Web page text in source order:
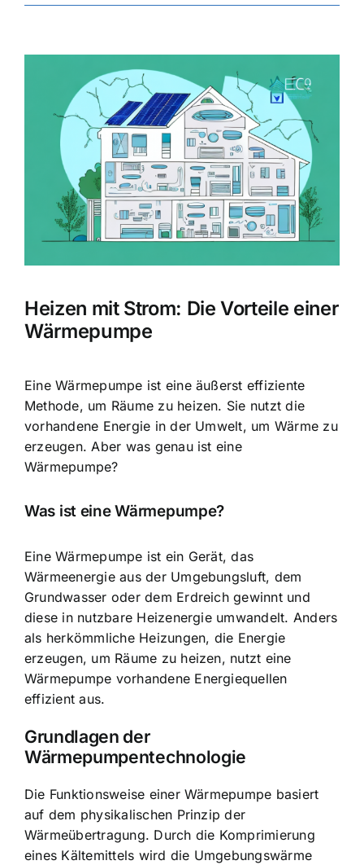
grösseres
Heizen mit Strom: Die Vorteile einer
Wärmepumpe
Eine Wärmepumpe ist eine äußerst effiziente
Methode, um Räume zu heizen. Sie nutzt die
vorhandene Energie in der Umwelt, um Wärme zu
erzeugen. Aber was genau ist eine
Wärmepumpe?
Was ist eine Wärmepumpe?
Eine Wärmepumpe ist ein Gerät, das
Wärmeenergie aus der Umgebungsluft, dem
Grundwasser oder dem Erdreich gewinnt und
diese in nutzbare Heizenergie umwandelt. Anders
als herkömmliche Heizungen, die Energie
erzeugen, um Räume zu heizen, nutzt eine
Wärmepumpe vorhandene Energiequellen
effizient aus.
Grundlagen der
Wärmepumpentechnologie
Die Funktionsweise einer Wärmepumpe basiert
auf dem physikalischen Prinzip der
Wärmeübertragung. Durch die Komprimierung
eines Kältemittels wird die Umgebungswärme